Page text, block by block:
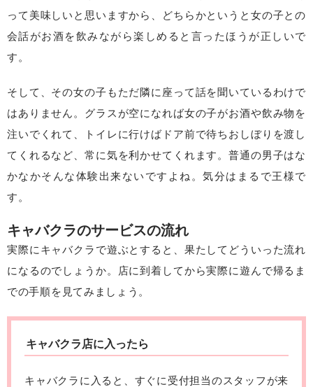
って美味しいと思いますから、どちらかというと女の子との
会話がお酒を飲みながら楽しめると言ったほうが正しいで
す。
そして、その女の子もただ隣に座って話を聞いているわけで
はありません。グラスが空になれば女の子がお酒や飲み物を
注いでくれて、トイレに行けばドア前で待ちおしぼりを渡し
てくれるなど、常に気を利かせてくれます。普通の男子はな
かなかそんな体験出来ないですよね。気分はまるで王様で
す。
キャバクラのサービスの流れ
実際にキャバクラで遊ぶとすると、果たしてどういった流れ
になるのでしょうか。店に到着してから実際に遊んで帰るま
での手順を見てみましょう。
キャバクラ店に入ったら
キャバクラに入ると、すぐに受付担当のスタッフが来